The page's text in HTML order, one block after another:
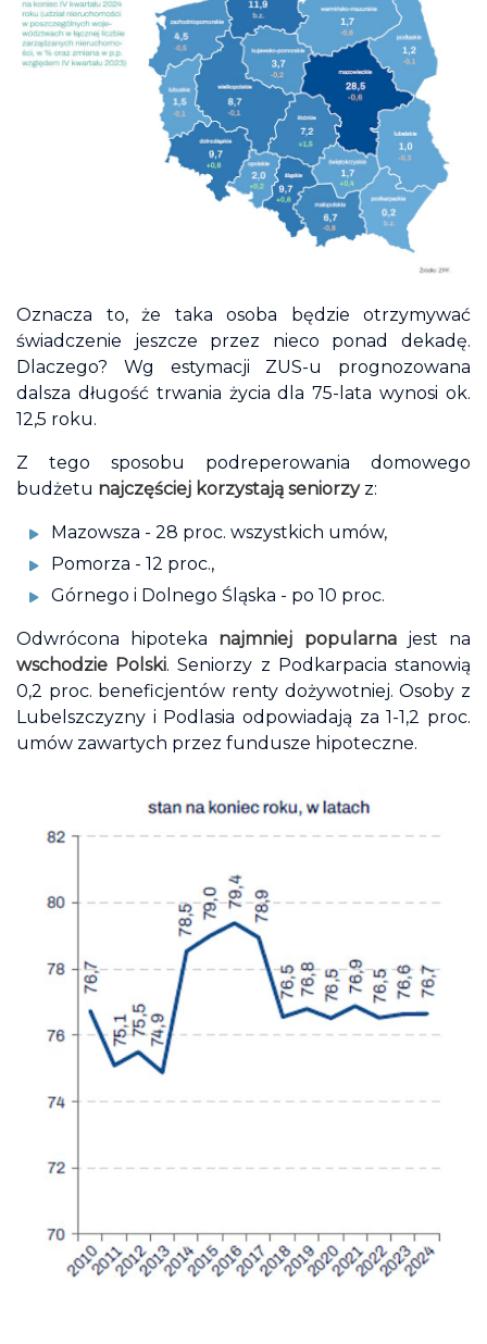
Oznacza to, że taka osoba będzie otrzymywać
świadczenie jeszcze przez nieco ponad dekadę.
Dlaczego? Wg estymacji ZUS-u prognozowana
dalsza długość trwania życia dla 75-lata wynosi ok.
12,5 roku.
Z tego sposobu podreperowania domowego
budżetu najczęściej korzystają seniorzyz:
Mazowsza - 28 proc. wszystkich umów,
Pomorza - 12 proc.,
Górnego i Dolnego Śląska - po 10 proc.
Odwrócona hipoteka najmniej popularnajest na
wschodzie Polski. Seniorzy z Podkarpacia stanowią
0,2 proc. beneficjentów renty dożywotniej. Osoby z
Lubelszczyzny i Podlasia odpowiadają za 1-1,2 proc.
umów zawartych przez fundusze hipoteczne.